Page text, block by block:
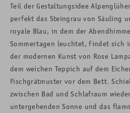
Teil der Gestaltungsidee
perfekt das Steingrau von Säuling
royale Blau, in dem der
Sommertagen leuchtet, findet sich
der modernen Kunst von Rose
dem weichen Teppich auf dem
Fischgrätmuster vor dem Bett.
zwischen Bad und Schlafraum
untergehenden Sonne und das